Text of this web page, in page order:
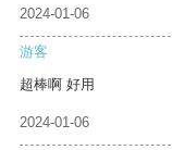
2024-01-06
游客
超棒啊 好用
2024-01-06